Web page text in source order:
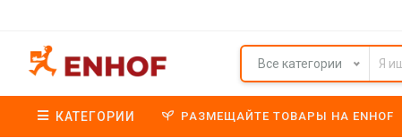
Все категории
КАТЕГОРИИ РАЗМЕЩАЙТЕ ТОВАРЫ НА ENHOF